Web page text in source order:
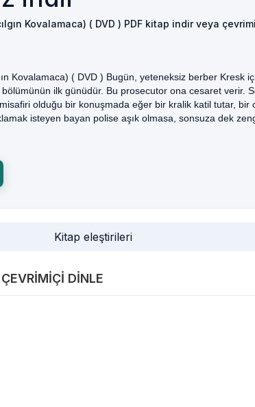
Kovalamaca) ( DVD ) PDF kitap indir veya
Kovalamaca) ( DVD ) Bugün, yeteneksiz berber Kresk
bölümünün ilk günüdür. Bu prosecutor ona cesaret verir.
olduğu bir konuşmada eğer bir kralik katil tutar, bir
isteyen bayan polise aşık olmasa, sonsuza dek
Kitap eleştirileri
DINLE